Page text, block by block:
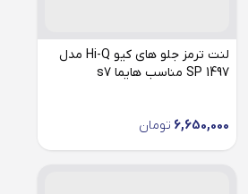
لنت ترمز جلو های کیو Hi-Q مدل
SP 1497 مناسب هایما s7
6,650,000 تومان